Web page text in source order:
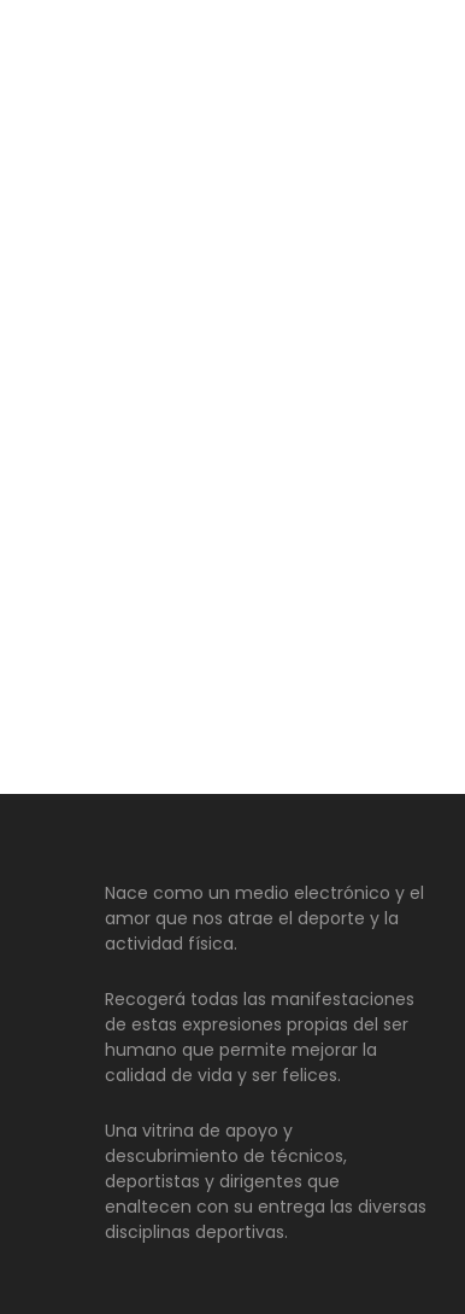
Nace como un medio electrónico y el
amor que nos atrae el deporte y la
actividad física.
Recogerá todas las manifestaciones
de estas expresiones propias del ser
humano que permite mejorar la
calidad de vida y ser felices.
Una vitrina de apoyo y
descubrimiento de técnicos,
deportistas y dirigentes que
enaltecen con su entrega las diversas
disciplinas deportivas.